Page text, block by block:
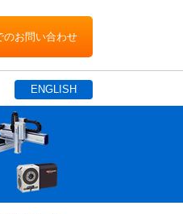
のお問い合わせ
ENGLISH